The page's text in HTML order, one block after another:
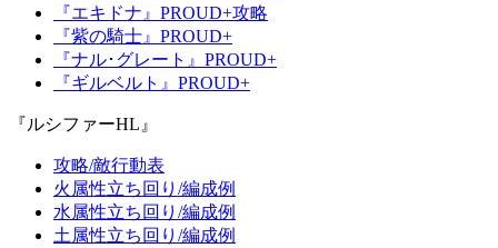
『エキドナ』PROUD+攻略
『紫の騎士』PROUD+
『ナル･グレート』PROUD+
『ギルベルト』PROUD+
『ルシファーHL』
攻略/敵行動表
火属性立ち回り/編成例
水属性立ち回り/編成例
土属性立ち回り/編成例